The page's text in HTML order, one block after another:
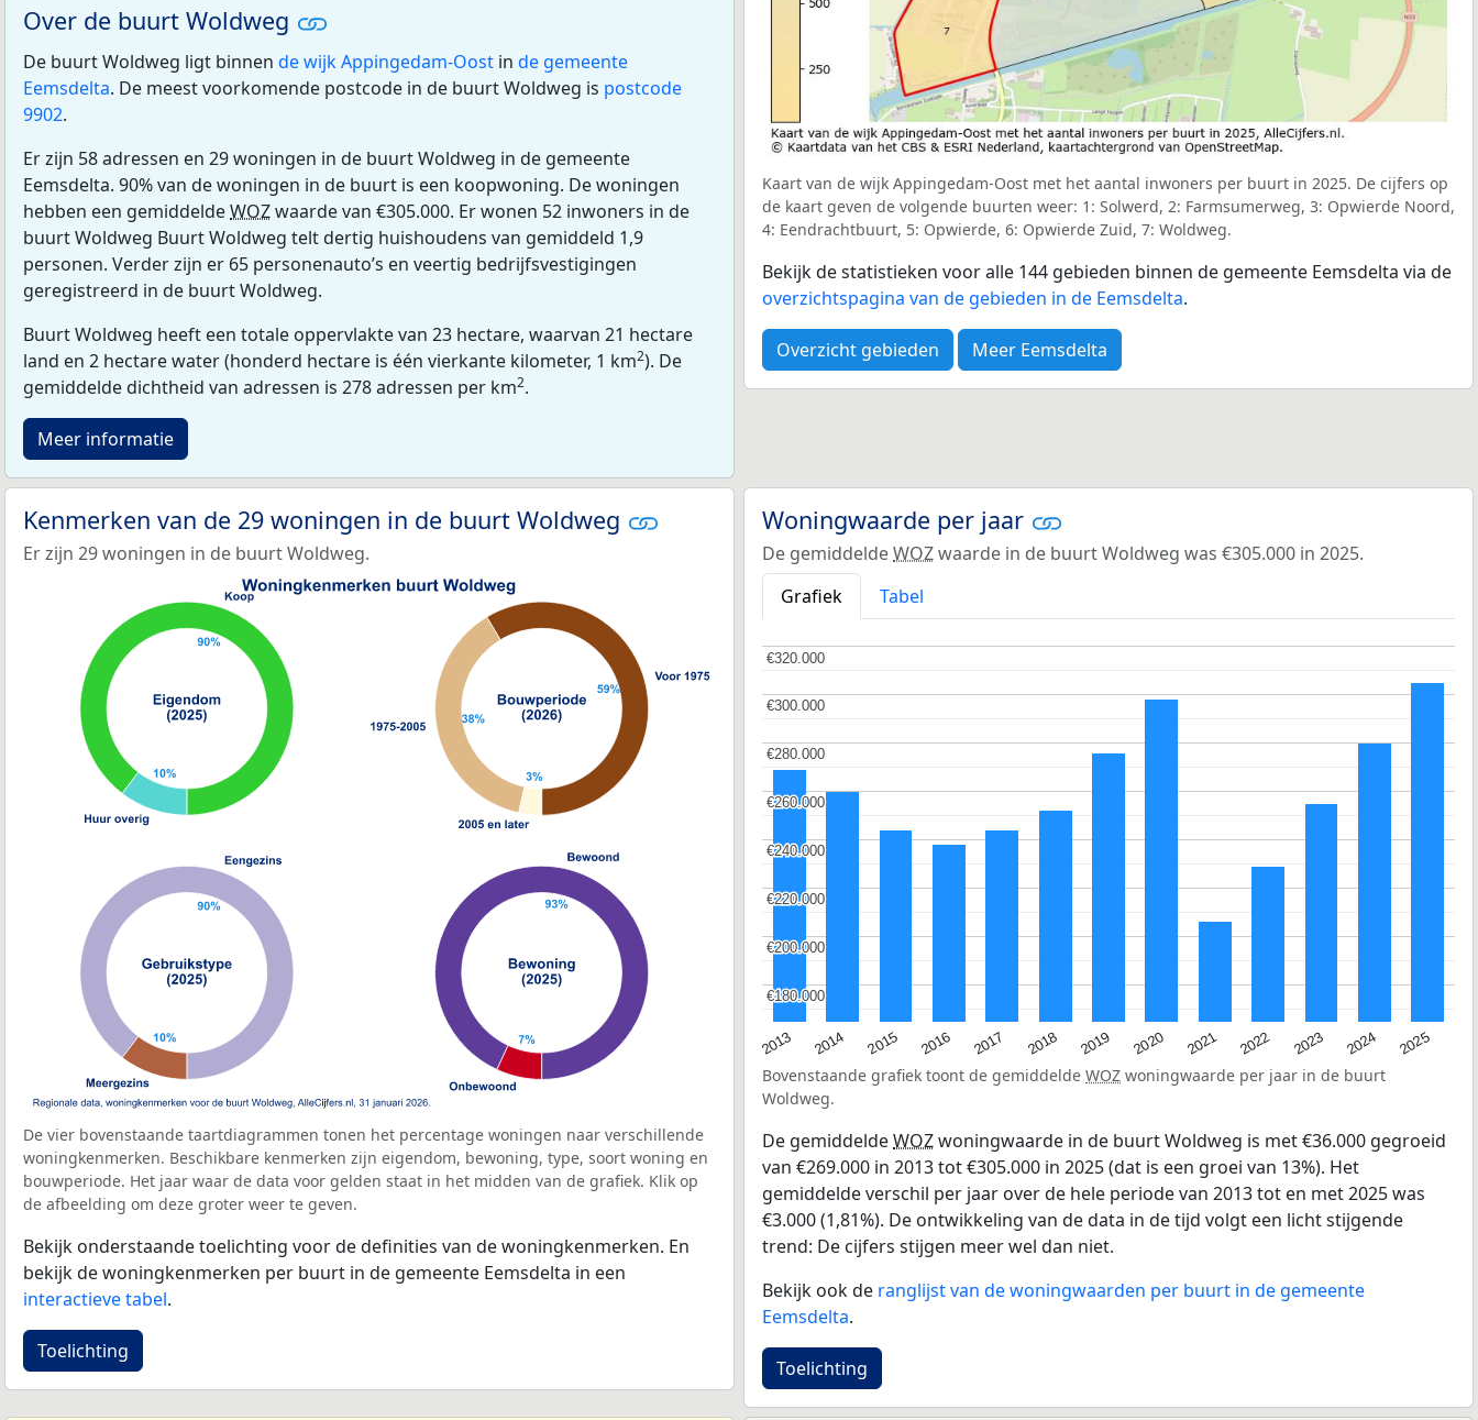
Over de buurt Woldweg
De buurt Woldweg ligt binnen de wijk Appingedam-Oost in de gemeente
Eemsdelta. De meest voorkomende postcode in de buurt Woldweg is postcode
9902.
Er zijn 58 adressen en 29 woningen in de buurt Woldweg in de gemeente
Eemsdelta. 90% van de woningen in de buurt is een koopwoning. De woningen
hebben een gemiddeldeWOZwaarde van €305.000. Er wonen 52 inwoners in de
buurt Woldweg Buurt Woldweg telt dertig huishoudens van gemiddeld 1,9
personen. Verder zijn er 65 personenauto’s en veertig bedrijfsvestigingen
geregistreerd in de buurt Woldweg.
Buurt Woldweg heeft een totale oppervlakte van 23 hectare, waarvan 21 hectare
land en 2 hectare water (honderd hectare is één vierkante kilometer, 1 km2). De
gemiddelde dichtheid van adressen is 278 adressen per km2.
Meer informatie
Kaart van de wijk Appingedam-Oost met het aantal inwoners per buurt in 2025. De cijfers op
de kaart geven de volgende buurten weer: 1: Solwerd, 2: Farmsumerweg, 3: Opwierde Noord,
4: Eendrachtbuurt, 5: Opwierde, 6: Opwierde Zuid, 7: Woldweg.
Bekijk de statistieken voor alle 144 gebieden binnen de gemeente Eemsdelta via de
overzichtspagina van de gebieden in de Eemsdelta.
Overzicht gebieden Meer Eemsdelta
Kenmerken van de 29 woningen in de buurt Woldweg
Er zijn 29 woningen in de buurt Woldweg.
De vier bovenstaande taartdiagrammen tonen het percentage woningen naar verschillende
woningkenmerken. Beschikbare kenmerken zijn eigendom, bewoning, type, soort woning en
bouwperiode. Het jaar waar de data voor gelden staat in het midden van de grafiek. Klik op
de afbeelding om deze groter weer te geven.
Bekijk onderstaande toelichting voor de definities van de woningkenmerken. En
bekijk de woningkenmerken per buurt in de gemeente Eemsdelta in een
interactieve tabel.
Toelichting
Woningwaarde per jaar
De gemiddeldeWOZwaarde in de buurt Woldweg was €305.000 in 2025.
Grafiek
Tabel
2013 2014 2015 2016 2017 2018 2019 2020 2021 2022 2023 2024 2025
€180.000
€180.000
€200.000
€200.000
€220.000
€220.000
€240.000
€240.000
€260.000
€260.000
€280.000
€280.000
€300.000
€300.000
€320.000
€320.000
Bovenstaande grafiek toont de gemiddelde WOZ woningwaarde per jaar in de buurt
Woldweg.
De gemiddeldeWOZwoningwaarde in de buurt Woldweg is met €36.000 gegroeid
van €269.000 in 2013 tot €305.000 in 2025 (dat is een groei van 13%). Het
gemiddelde verschil per jaar over de hele periode van 2013 tot en met 2025 was
€3.000 (1,81%). De ontwikkeling van de data in de tijd volgt een licht stijgende
trend: De cijfers stijgen meer wel dan niet.
Bekijk ook de ranglijst van de woningwaarden per buurt in de gemeente
Eemsdelta.
Toelichting